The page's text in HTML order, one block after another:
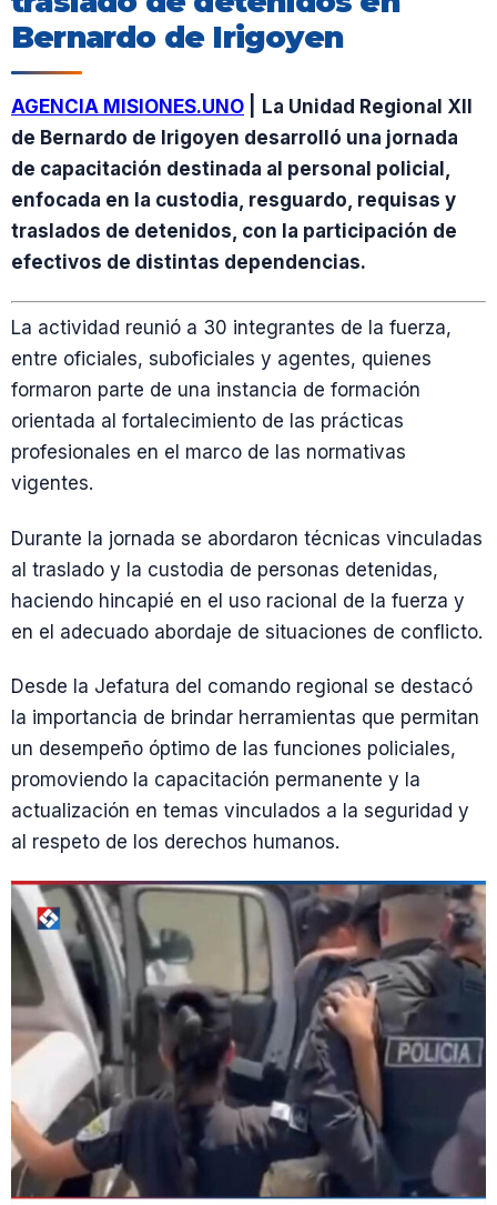
Bernardo de Irigoyen
AGENCIA MISIONES.UNO
La Unidad Regional XII
de Bernardo de Irigoyen desarrolló una jornada
de capacitación destinada al personal policial,
enfocada en la custodia, resguardo, requisas y
traslados de detenidos, con la participación de
efectivos de distintas dependencias.
La actividad reunió a 30 integrantes de la fuerza,
entre oficiales, suboficiales y agentes, quienes
formaron parte de una instancia de formación
orientada al fortalecimiento de las prácticas
profesionales en el marco de las normativas
vigentes.
Durante la jornada se abordaron técnicas vinculadas
al traslado y la custodia de personas detenidas,
haciendo hincapié en el uso racional de la fuerza y
en el adecuado abordaje de situaciones de conflicto.
Desde la Jefatura del comando regional se destacó
la importancia de brindar herramientas que permitan
un desempeño óptimo de las funciones policiales,
promoviendo la capacitación permanente y la
actualización en temas vinculados a la seguridad y
al respeto de los derechos humanos.